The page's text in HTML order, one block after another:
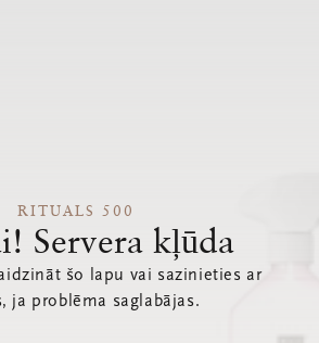
RITUALS 500
Servera kļūda
šo lapu vai sazinieties ar
ja problēma saglabājas.